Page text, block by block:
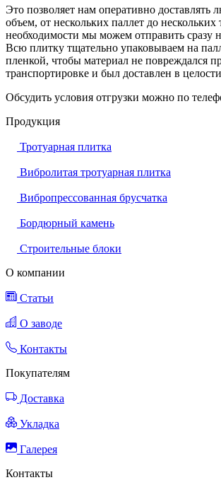
Это позволяет нам оперативно доставлять
объем, от нескольких паллет до
необходимости мы можем отправить сразу
Всю плитку тщательно упаковываем на
пленкой, чтобы материал не повреждался
транспортировке и был доставлен в
Обсудить условия отгрузки можно по
Продукция
Тротуарная плитка
Вибролитая тротуарная плитка
Вибропрессованная брусчатка
Бордюрный камень
Строительные блоки
О компании
Статьи
О заводе
Контакты
Покупателям
Доставка
Укладка
Галерея
Контакты